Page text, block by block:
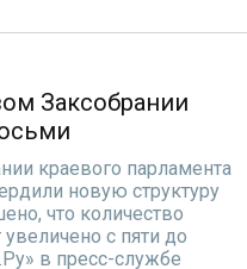
Заксобрании
краевого парламента
новую структуру
что количество
с пяти до
в пресс-службе